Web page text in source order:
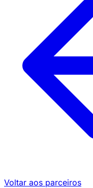
Voltar aos parceiros